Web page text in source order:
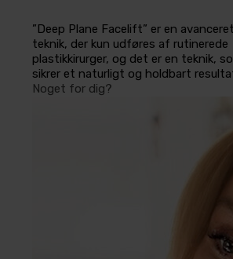
”Deep Plane Facelift” er en avanceret
teknik, der kun udføres af rutinerede
plastikkirurger, og det er en teknik,
sikrer et naturligt og holdbart
Noget for dig?